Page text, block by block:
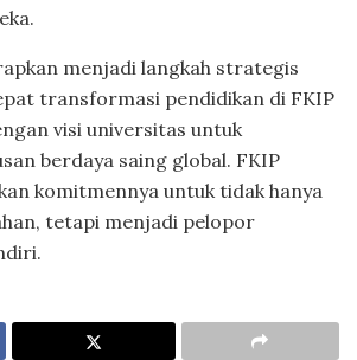
menjadi langkah strategis
transformasi pendidikan di FKIP
visi universitas untuk
berdaya saing global. FKIP
komitmennya untuk tidak hanya
tetapi menjadi pelopor